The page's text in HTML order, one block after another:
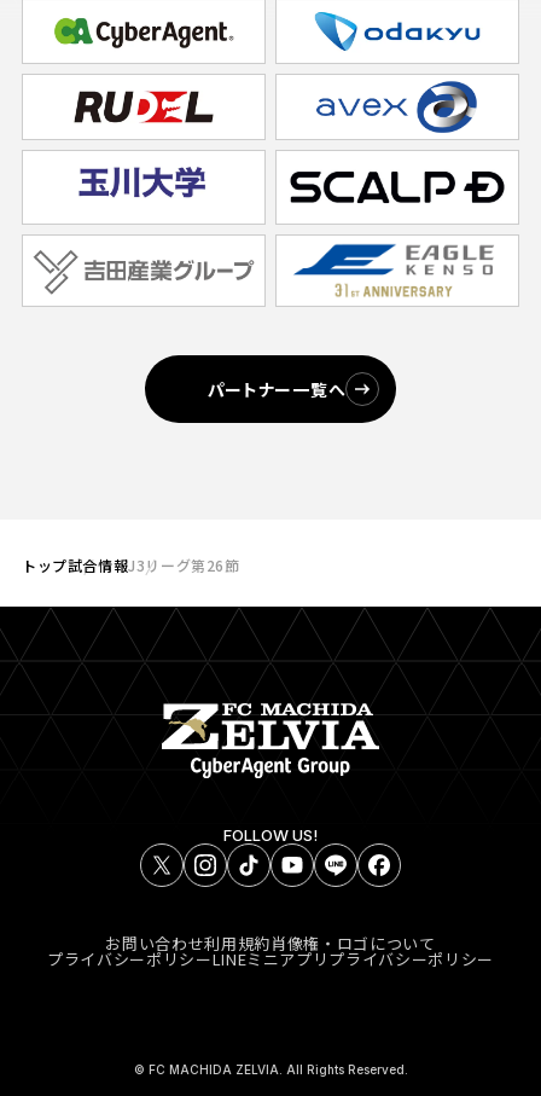
パートナー一覧へ
トップ試合情報J3リーグ第26節
FOLLOW US!
お問い合わせ利用規約肖像権・ロゴについて
プライバシーポリシーLINEミニアプリプライバシーポリシー
© FC MACHIDA ZELVIA. All Rights Reserved.